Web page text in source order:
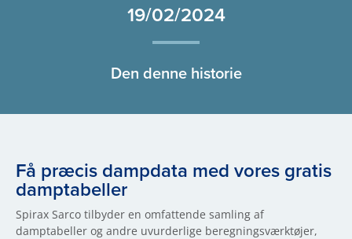
19/02/2024
Den denne historie
Få præcis dampdata med vores gratis
damptabeller
Spirax Sarco tilbyder en omfattende samling af
damptabeller og andre uvurderlige beregningsværktøjer,